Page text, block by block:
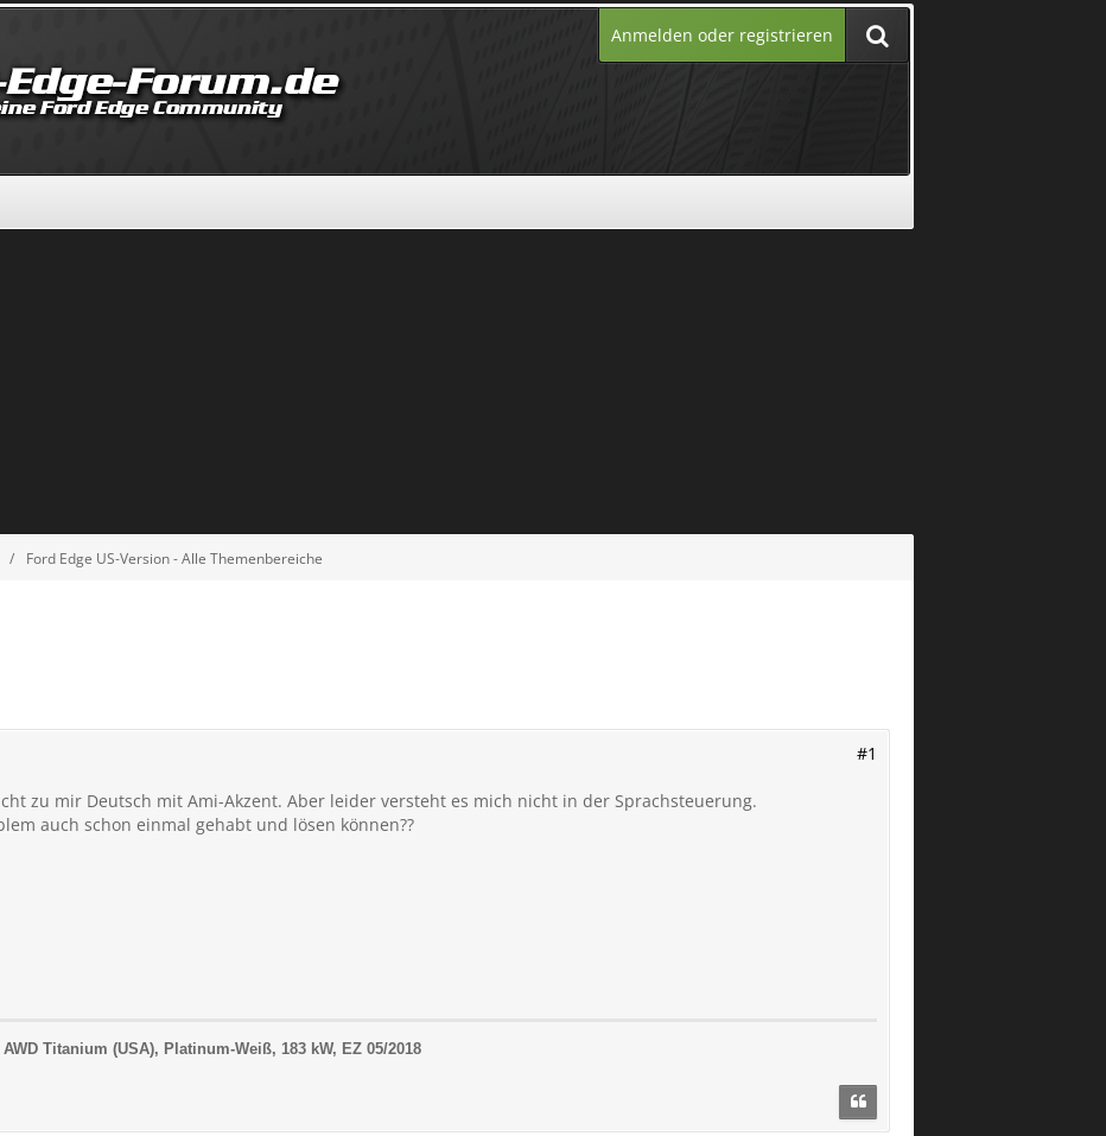
Anmelden oder registrieren
Ford Edge US-Version - Alle Themenbereiche
#1
zu mir Deutsch mit Ami-Akzent. Aber leider versteht es mich nicht in der Sprachsteuerung.
auch schon einmal gehabt und lösen können??
Titanium (USA), Platinum-Weiß, 183 kW, EZ 05/2018